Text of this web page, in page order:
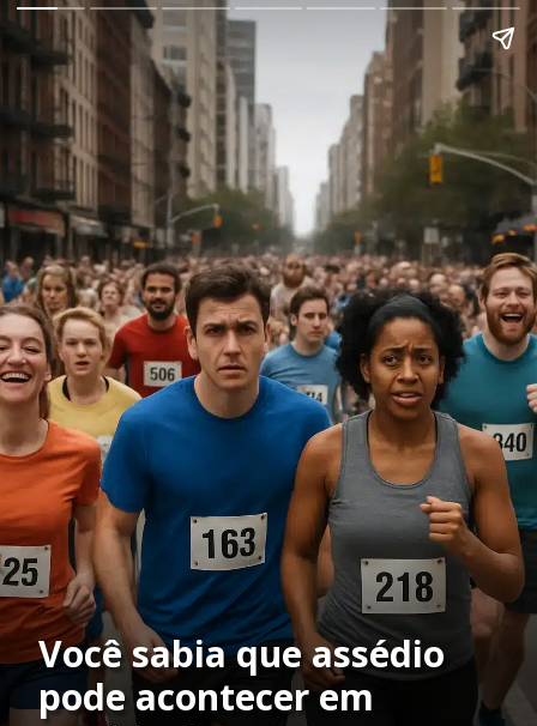
Você sabia que assédio
pode acontecer em